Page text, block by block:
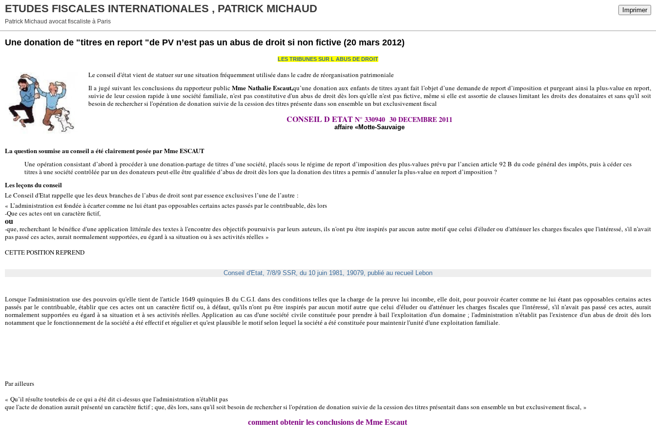
Imprimer
ETUDES FISCALES INTERNATIONALES , PATRICK MICHAUD
Patrick Michaud avocat fiscaliste à Paris
Une donation de "titres en report "de PV n’est pas un abus de droit si non fictive (20 mars 2012)
LES TRIBUNES SUR L ABUS DE DROIT
Le conseil d'état vient de statuer sur une situation fréquemment utilisée dans le cadre de réorganisation patrimoniale
Il a jugé suivant les conclusions du rapporteur publicMme Nathalie Escaut,qu’une donation aux enfants de titres ayant fait l’objet d’une demande de report d’imposition et purgeant ainsi la plus-value en report,
suivie de leur cession rapide à une société familiale, n'est pas constitutive d'un abus de droit dès lors qu'elle n'est pas fictive, même si elle est assortie de clauses limitant les droits des donataires et sans qu'il soit
besoin de rechercher si l'opération de donation suivie de la cession des titres présente dans son ensemble un but exclusivement fiscal
CONSEIL D ETATN° 330940 30 DECEMBRE 2011
affaire «Motte-Sauvaige
La question soumise au conseil a été clairement posée par Mme ESCAUT
Une opération consistant d’abord à procéder à une donation-partage de titres d’une société, placés sous le régime de report d’imposition des plus-values prévu par l’ancien article 92 B du code général des impôts, puis à céder ces
titres à une société contrôlée par un des donateurs peut-elle être qualifiée d’abus de droit dès lors que la donation des titres a permis d’annuler la plus-value en report d’imposition ?
Les leçons du conseil
Le Conseil d'Etat rappelle que les deux branches de l’abus de droit sont par essence exclusives l’une de l’autre :
« L’administration est fondée à écarter comme ne lui étant pas opposables certains actes passés par le contribuable, dès lors
-Que ces actes ont un caractère fictif,
ou
-que, recherchant le bénéfice d'une application littérale des textes à l'encontre des objectifs poursuivis par leurs auteurs, ils n'ont pu être inspirés par aucun autre motif que celui d'éluder ou d'atténuer les charges fiscales que l'intéressé, s'il n'avait
pas passé ces actes, aurait normalement supportées, eu égard à sa situation ou à ses activités réelles »
CETTE POSITION REPREND
Conseil d'Etat, 7/8/9 SSR, du 10 juin 1981, 19079, publié au recueil Lebon
Lorsque l'administration use des pouvoirs qu'elle tient de l'article 1649 quinquies B du C.G.I. dans des conditions telles que la charge de la preuve lui incombe, elle doit, pour pouvoir écarter comme ne lui étant pas opposables certains actes
passés par le contribuable, établir que ces actes ont un caractère fictif ou, à défaut, qu'ils n'ont pu être inspirés par aucun motif autre que celui d'éluder ou d'atténuer les charges fiscales que l'intéressé, s'il n'avait pas passé ces actes, aurait
normalement supportées eu égard à sa situation et à ses activités réelles. Application au cas d'une société civile constituée pour prendre à bail l'exploitation d'un domaine ; l'administration n'établit pas l'existence d'un abus de droit dès lors
notamment que le fonctionnement de la société a été effectif et régulier et qu'est plausible le motif selon lequel la société a été constituée pour maintenir l'unité d'une exploitation familiale.
Par ailleurs
« Qu’il résulte toutefois de ce qui a été dit ci-dessus que l'administration n'établit pas
que l'acte de donation aurait présenté un caractère fictif ; que, dès lors, sans qu'il soit besoin de rechercher si l'opération de donation suivie de la cession des titres présentait dans son ensemble un but exclusivement fiscal, »
comment obtenir les conclusions de Mme Escaut